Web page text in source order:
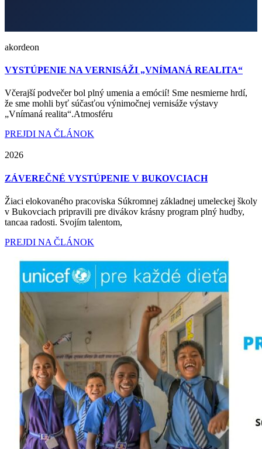
akordeon
VYSTÚPENIE NA VERNISÁŽI „VNÍMANÁ REALITA“
Včerajší podvečer bol plný umenia a emócií! Sme nesmierne hrdí,
že sme mohli byť súčasťou výnimočnej vernisáže výstavy
„Vnímaná realita“.Atmosféru
PREJDI NA ČLÁNOK
2026
ZÁVEREČNÉ VYSTÚPENIE V BUKOVCIACH
Žiaci elokovaného pracoviska Súkromnej základnej umeleckej školy
v Bukovciach pripravili pre divákov krásny program plný hudby,
tancaa radosti. Svojím talentom,
PREJDI NA ČLÁNOK